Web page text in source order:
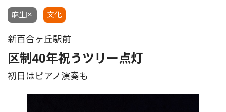
麻生区 文化
新百合ヶ丘駅前
区制40年祝うツリー点灯
初日はピアノ演奏も